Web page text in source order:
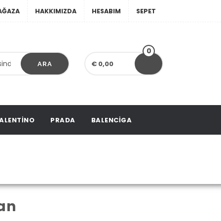
HAKKIMIZDA HESABIM SEPET
ARA € 0,00
0
PRADA BALENCIGA